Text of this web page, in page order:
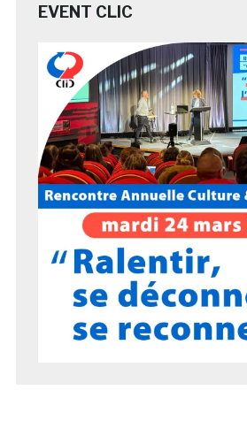
EVENT CLIC